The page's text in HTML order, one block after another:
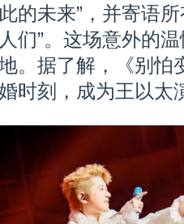
的未来”，并寄语
们”。这场意外的
。据了解，《别怕
时刻，成为王以太